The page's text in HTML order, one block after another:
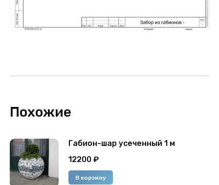
Похожие
Габион-шар усеченный 1 м
12200 ₽
В корзину